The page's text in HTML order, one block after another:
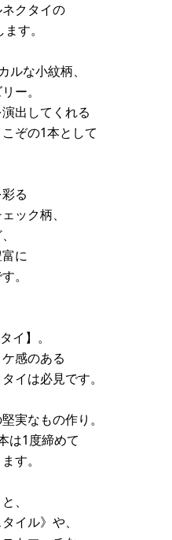
クタイの
す。
な小紋柄、
ー。
出してくれる
ぞの1本として
る
ック柄、
に
。
イ】。
感のある
イは必見です。
実なもの作り。
は1度締めて
す。
、
イル》や、